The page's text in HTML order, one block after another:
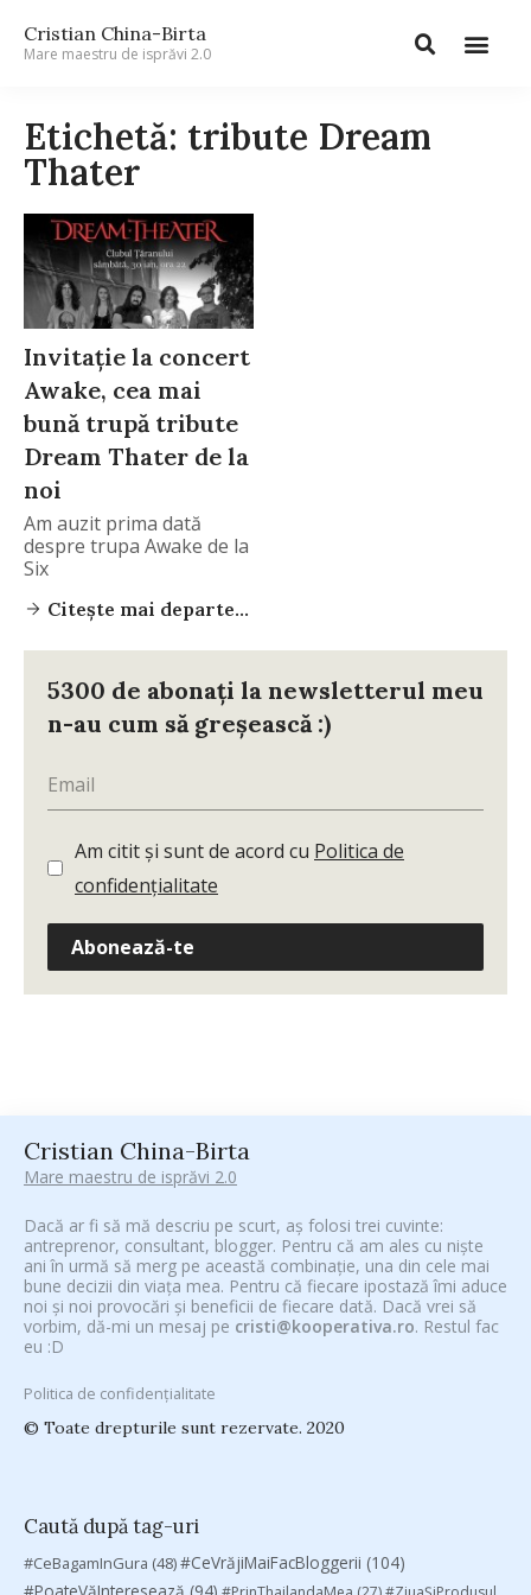
Cristian China-Birta
Mare maestru de isprăvi 2.0
Etichetă: tribute Dream
Thater
Invitație la concert
Awake, cea mai
bună trupă tribute
Dream Thater de la
noi
Am auzit prima dată
despre trupa Awake de la
Six
Citește mai departe...
5300 de abonați la newsletterul meu
n-au cum să greșească :)
Am citit și sunt de acord cu Politica de
confidențialitate
Abonează-te
Cristian China-Birta
Mare maestru de isprăvi 2.0
Dacă ar fi să mă descriu pe scurt, aș folosi trei cuvinte:
antreprenor, consultant, blogger. Pentru că am ales cu niște
ani în urmă să merg pe această combinație, una din cele mai
bune decizii din viața mea. Pentru că fiecare ipostază îmi aduce
noi și noi provocări și beneficii de fiecare dată. Dacă vrei să
vorbim, dă-mi un mesaj pe cristi@kooperativa.ro. Restul fac
eu :D
Politica de confidențialitate
© Toate drepturile sunt rezervate. 2020
Caută după tag-uri
#CeBagamInGura (48)#CeVrăjiMaiFacBloggerii (104)